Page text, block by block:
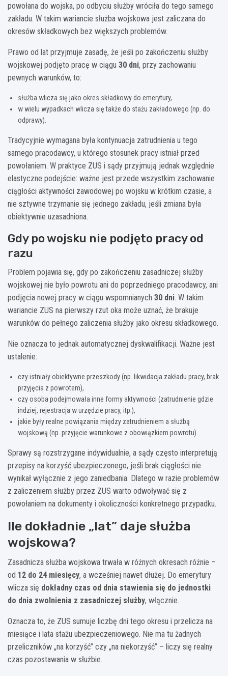
powołana do wojska, po odbyciu służby wróciła do tego samego
zakładu. W takim wariancie służba wojskowa jest zaliczana do
okresów składkowych bez większych problemów.
Prawo od lat przyjmuje zasadę, że jeśli po zakończeniu służby
wojskowej podjęto pracę w ciągu 30 dni, przy zachowaniu
pewnych warunków, to:
służba wlicza się jako okres składkowy do emerytury,
w wielu wypadkach wlicza się także do stażu zakładowego (np. do
odprawy).
Tradycyjnie wymagana była kontynuacja zatrudnienia u tego
samego pracodawcy, u którego stosunek pracy istniał przed
powołaniem. W praktyce ZUS i sądy przyjmują jednak względnie
elastyczne podejście: ważne jest przede wszystkim zachowanie
ciągłości aktywności zawodowej po wojsku w krótkim czasie, a
nie sztywne trzymanie się jednego zakładu, jeśli zmiana była
obiektywnie uzasadniona.
Gdy po wojsku nie podjęto pracy od
razu
Problem pojawia się, gdy po zakończeniu zasadniczej służby
wojskowej nie było powrotu ani do poprzedniego pracodawcy, ani
podjęcia nowej pracy w ciągu wspomnianych 30 dni. W takim
wariancie ZUS na pierwszy rzut oka może uznać, że brakuje
warunków do pełnego zaliczenia służby jako okresu składkowego.
Nie oznacza to jednak automatycznej dyskwalifikacji. Ważne jest
ustalenie:
czy istniały obiektywne przeszkody (np. likwidacja zakładu pracy, brak
przyjęcia z powrotem),
czy osoba podejmowała inne formy aktywności (zatrudnienie gdzie
indziej, rejestracja w urzędzie pracy, itp.),
jakie były realne powiązania między zatrudnieniem a służbą
wojskową (np. przyjęcie warunkowe z obowiązkiem powrotu).
Sprawy są rozstrzygane indywidualnie, a sądy często interpretują
przepisy na korzyść ubezpieczonego, jeśli brak ciągłości nie
wynikał wyłącznie z jego zaniedbania. Dlatego w razie problemów
z zaliczeniem służby przez ZUS warto odwoływać się z
powołaniem na dokumenty i okoliczności konkretnego przypadku.
Ile dokładnie „lat” daje służba
wojskowa?
Zasadnicza służba wojskowa trwała w różnych okresach różnie –
od 12 do 24 miesięcy, a wcześniej nawet dłużej. Do emerytury
wlicza się dokładny czas od dnia stawienia się do jednostki
do dnia zwolnienia z zasadniczej służby, włącznie.
Oznacza to, że ZUS sumuje liczbę dni tego okresu i przelicza na
miesiące i lata stażu ubezpieczeniowego. Nie ma tu żadnych
przeliczników „na korzyść” czy „na niekorzyść” – liczy się realny
czas pozostawania w służbie.